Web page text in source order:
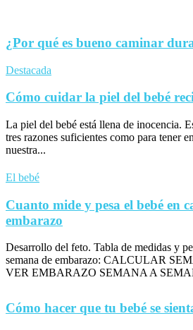
¿Por qué es bueno caminar
Destacada
Cómo cuidar la piel del bebé
La piel del bebé está llena de inocencia.
tres razones suficientes como para tener
nuestra...
El bebé
Cuanto mide y pesa el bebé en
embarazo
Desarrollo del feto. Tabla de medidas y
semana de embarazo: CALCULAR
VER EMBARAZO SEMANA A
Cómo hacer que tu bebé se